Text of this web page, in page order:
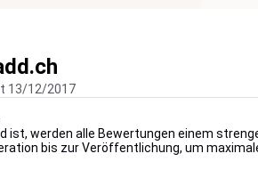
13/12/2017
ist, werden alle Bewertungen einem
bis zur Veröffentlichung, um